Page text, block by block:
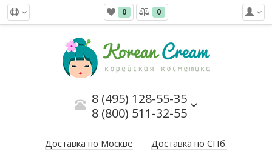
0 0
8 (495) 128-55-35
8 (800) 511-32-55
Доставка по Москве
Доставка по СПб.